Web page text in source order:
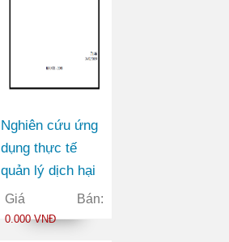
Nghiên cứu ứng
dụng thực tế
quản lý dịch hại
tổng hợp (IPM)
và một số giải
Giá Bán:
0.000 VNĐ